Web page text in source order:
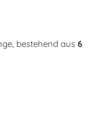
bestehend aus 6